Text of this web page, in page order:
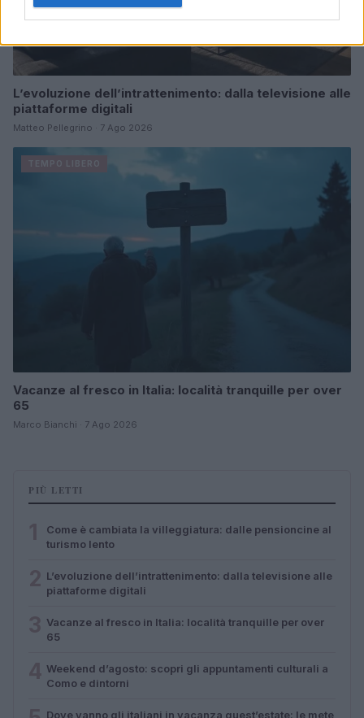
L’evoluzione dell’intrattenimento: dalla televisione alle
piattaforme digitali
Matteo Pellegrino · 7 Ago 2026
Vacanze al fresco in Italia: località tranquille per over
65
Marco Bianchi · 7 Ago 2026
PIÙ LETTI
Come è cambiata la villeggiatura: dalle pensioncine al
turismo lento
L’evoluzione dell’intrattenimento: dalla televisione alle
piattaforme digitali
Vacanze al fresco in Italia: località tranquille per over
65
Weekend d’agosto: scopri gli appuntamenti culturali a
Como e dintorni
Dove vanno gli italiani in vacanza quest’estate: le mete